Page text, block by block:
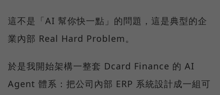
這不是「AI 幫你快一點」的問題，這是典型的企
業內部 Real Hard Problem。
於是我開始架構一整套 Dcard Finance 的 AI
Agent 體系：把公司內部 ERP 系統設計成一組可